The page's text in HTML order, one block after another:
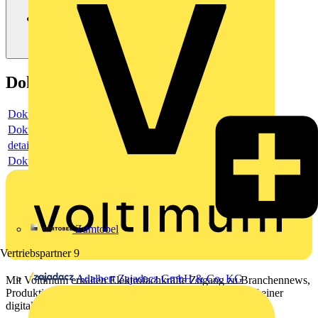
Zumtobel
Vertriebspartner 9
Adalbert Zajadacz GmbH & Co. KG
Dokumente
Dokument
Dokument
detail
Dokument
Mit Voltimum erhalten Elektrofachkräfte Zugang zu Branchennews,
Produktinformationen, Schulungen und Tools – alles auf einer
digitalen Plattform und Community.